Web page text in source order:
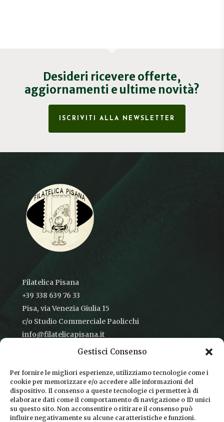
Gestisci Consenso
Per fornire le migliori esperienze, utilizziamo tecnologie come i
cookie per memorizzare e/o accedere alle informazioni del
dispositivo. Il consenso a queste tecnologie ci permetterà di
elaborare dati come il comportamento di navigazione o ID unici
su questo sito. Non acconsentire o ritirare il consenso può
influire negativamente su alcune caratteristiche e funzioni.
Desideri ricevere offerte,
aggiornamenti e ultime novità?
ISCRIVITI ALLA NEWSLETTER
Filatelica Pisana
+39 338 639 76 33
Pisa, via Venezia Giulia 15
c/o Studio Commerciale Paolicchi
info@filatelicapisana.it
CONDIZIONI DI VENDITA
INFORMATIVA SULLA PRIVACY